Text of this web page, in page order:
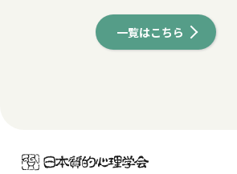
一覧はこちら